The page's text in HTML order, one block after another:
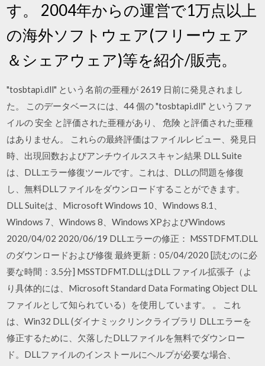
す。 2004年からの運営で1万点以上
の海外ソフトウェア(フリーウェア
＆シェアウェア)等を紹介/販売。
"tosbtapi.dll" という名前の亜種が 2619 日前に発見されまし
た。 このデータベースには、44 個の "tosbtapi.dll" というファ
イルの 安全 と評価された亜種があり、 危険 と評価された亜種
はありません。 これらの最終評価はファイルレビュー、発見日
時、出現回数およびアンチウイルススキャン結果 DLL Suite
は、DLLエラー修復ツールです。これは、DLLの問題を修復
し、無料DLLファイルをダウンロードすることができます。
DLL Suiteは、Microsoft Windows 10、Windows 8.1、
Windows 7、Windows 8、Windows XPおよびWindows
2020/04/02 2020/06/19 DLLエラーの修正： MSSTDFMT.DLL
のダウンロードおよび修復 最終更新：05/04/2020 [読むのに必
要な時間：3.5分] MSSTDFMT.DLLはDLL ファイル拡張子（よ
り具体的には、Microsoft Standard Data Formating Object DLL
ファイルとして知られている）を使用しています。 。 これ
は、Win32 DLL (ダイナミックリンクライブラリ DLLエラーを
修正するために、欠落したDLLファイルを無料でダウンロー
ド。DLLファイルのインストールにヘルプが必要な場合、